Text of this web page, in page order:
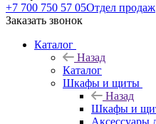
+7 700 750 57 05Отдел продаж
Заказать звонок
Каталог
Назад
Каталог
Шкафы и щиты
Назад
Шкафы и
Аксессуары